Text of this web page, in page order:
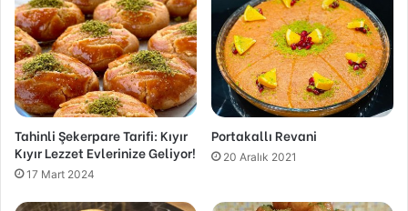
Tahinli Şekerpare Tarifi: Kıyır
Kıyır Lezzet Evlerinize Geliyor!
17 Mart 2024
Portakallı Revani
20 Aralık 2021